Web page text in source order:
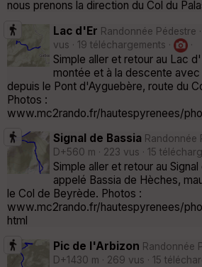
nous prenons la direction du Col du
Lac d'Er Randonnée Pédestre
vus · 19 téléchargements ·
·
Simple aller et retour au Lac
montée et à la descente avec
depuis le Pont d'Ayguebère, route du
Photos :
www.mc2rando.fr/hautespyrenees/
Signal de Bassia Randonnée
D+560 m · 223 vus · 15
Simple aller et retour au
appelé Bassia de Hèches,
le Col de Beyrède. Photos :
www.mc2rando.fr/hautespyrenees/
html
Pic de l'Arbizon Randonnée
D+1430 m · 269 vus · 15